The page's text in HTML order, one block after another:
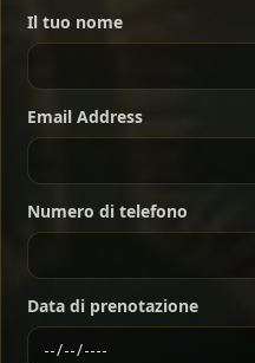
warm Ethiopian spices,
traditional clay pot for
dishes served with
who want a little of
For 2 people
For 3 people
For 4 people
Kitfo Special
Ethiopian-style steak
Il tuo nome
Email Address
Numero di telefono
Data di prenotazione